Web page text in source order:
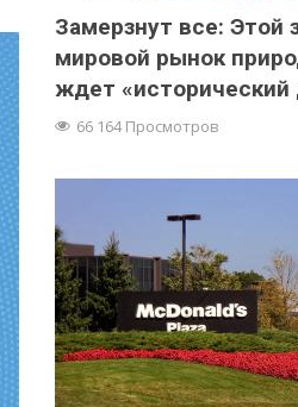
Замерзнут все: Этой
мировой рынок
ждет «исторический
66 164 Просмотров